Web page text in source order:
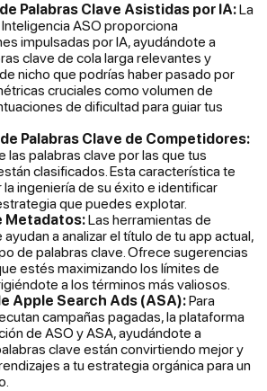
Palabras Clave Asistidas por IA:La
ASO proporciona
impulsadas por IA, ayudándote a
clave de cola larga relevantes y
nicho que podrías haber pasado por
cruciales como volumen de
de dificultad para guiar tus
Palabras Clave de Competidores:
las palabras clave por las que tus
clasificados. Esta característica te
ingeniería de su éxito e identificar
que puedes explotar.
Metadatos:Las herramientas de
a analizar el título de tu app actual,
de palabras clave. Ofrece sugerencias
estés maximizando los límites de
a los términos más valiosos.
Apple Search Ads (ASA):Para
campañas pagadas, la plataforma
de ASO y ASA, ayudándote a
clave están convirtiendo mejor y
a tu estrategia orgánica para un